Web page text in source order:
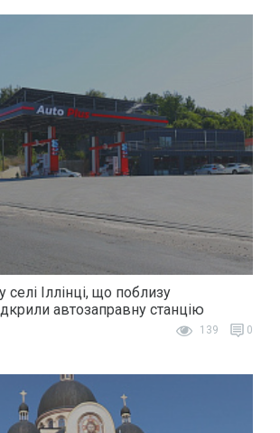
селі Іллінці, що поблизу
автозаправну станцію
139 0